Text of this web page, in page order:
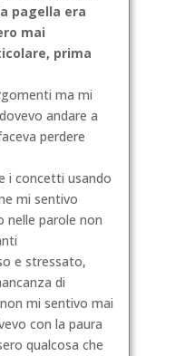
pagella era
mai
prima
ma mi
andare a
perdere
i concetti usando
mi sentivo
nelle parole non
e stressato,
di
mi sentivo mai
con la paura
qualcosa che